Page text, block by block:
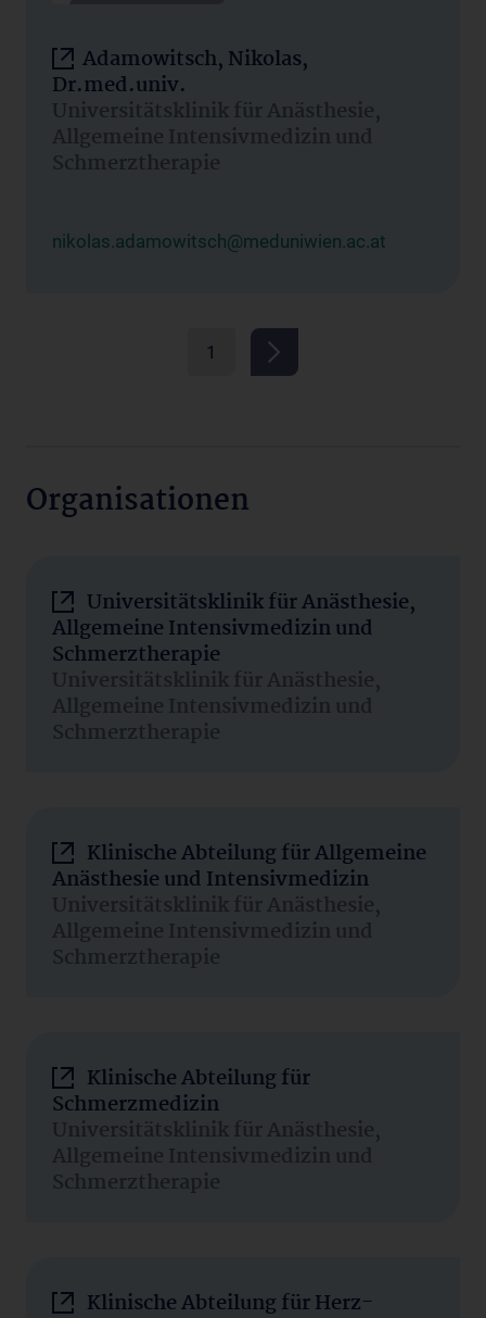
Adamowitsch, Nikolas,
Dr.med.univ.
Universitätsklinik für Anästhesie,
Allgemeine Intensivmedizin und
Schmerztherapie
nikolas.adamowitsch@meduniwien.ac.at
1
Organisationen
Universitätsklinik für Anästhesie,
Allgemeine Intensivmedizin und
Schmerztherapie
Universitätsklinik für Anästhesie,
Allgemeine Intensivmedizin und
Schmerztherapie
Klinische Abteilung für Allgemeine
Anästhesie und Intensivmedizin
Universitätsklinik für Anästhesie,
Allgemeine Intensivmedizin und
Schmerztherapie
Klinische Abteilung für
Schmerzmedizin
Universitätsklinik für Anästhesie,
Allgemeine Intensivmedizin und
Schmerztherapie
Klinische Abteilung für Herz-